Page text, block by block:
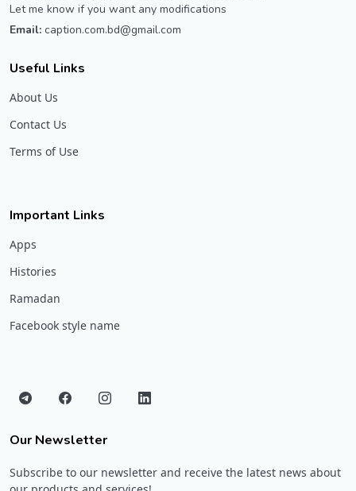
Let me know if you want any modifications
Email: caption.com.bd@gmail.com
Useful Links
About Us
Contact Us
Terms of Use
Important Links
Apps
Histories
Ramadan
Facebook style name
Our Newsletter
Subscribe to our newsletter and receive the latest news about